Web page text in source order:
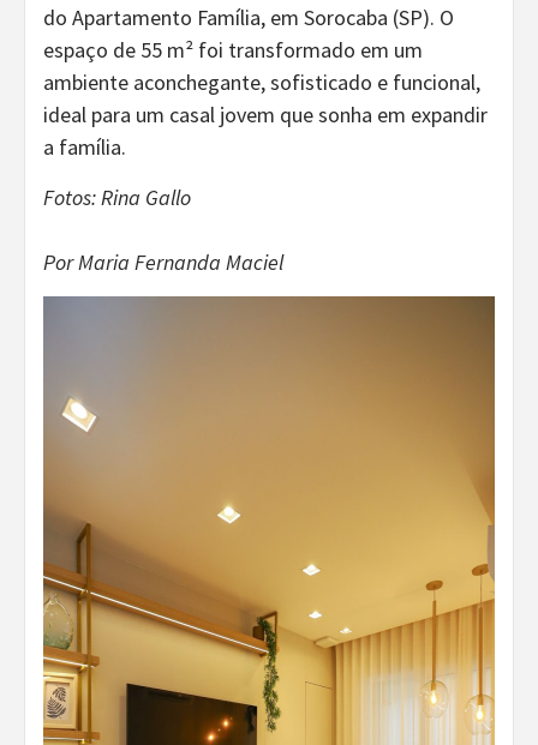
do Apartamento Família, em Sorocaba (SP). O
espaço de 55 m² foi transformado em um
ambiente aconchegante, sofisticado e funcional,
ideal para um casal jovem que sonha em expandir
a família.
Fotos: Rina Gallo
Por Maria Fernanda Maciel